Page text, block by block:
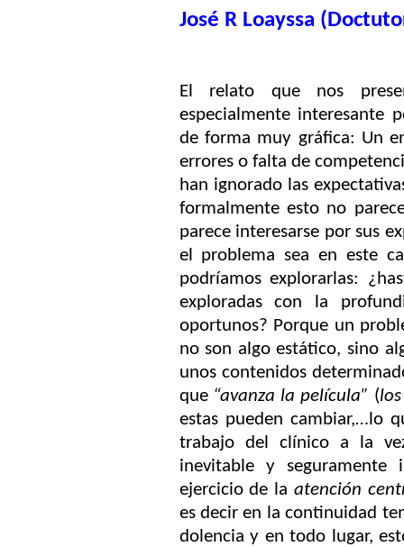
José R Loayssa
El relato que nos
especialmente interesante
de forma muy gráfica: Un
errores o falta de
han ignorado las
formalmente esto no
parece interesarse por sus
el problema sea en este
podríamos explorarlas:
exploradas con la
oportunos? Porque un
no son algo estático, sino
unos contenidos
que “avanza la película” (
estas pueden cambiar,…lo
trabajo del clínico a la
inevitable y seguramente
ejercicio de la atención
es decir en la continuidad
dolencia y en todo lugar,